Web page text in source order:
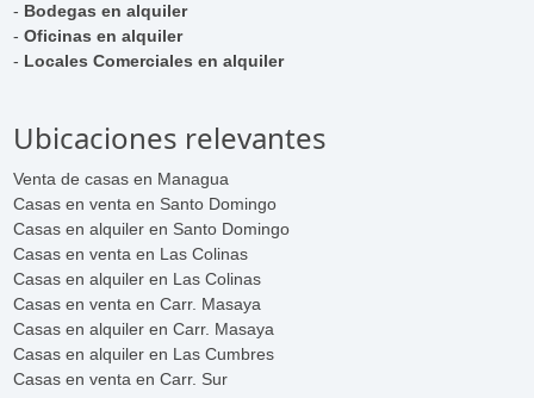
- Bodegas en alquiler
-Oficinas en alquiler
- Locales Comerciales en alquiler
Ubicaciones relevantes
Venta de casas en Managua
Casas en venta en Santo Domingo
Casas en alquiler en Santo Domingo
Casas en venta en Las Colinas
Casas en alquiler en Las Colinas
Casas en venta en Carr. Masaya
Casas en alquiler en Carr. Masaya
Casas en alquiler en Las Cumbres
Casas en venta en Carr. Sur